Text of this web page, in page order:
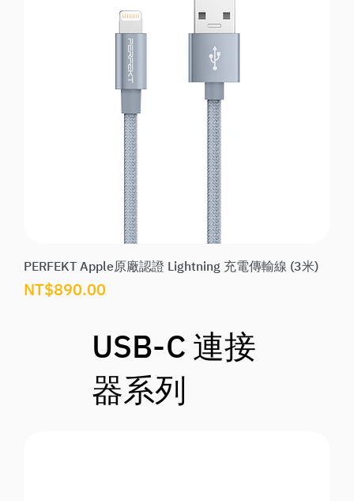
PERFEKT Apple原廠認證 Lightning 充電傳輸線 (3米)
價格
NT$890.00
USB-C 連接
器系列